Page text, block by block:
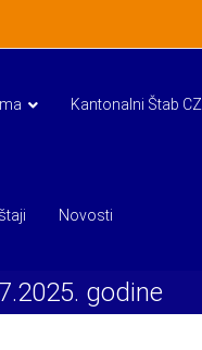
Kantonalni Štab CZ
Novosti
godine